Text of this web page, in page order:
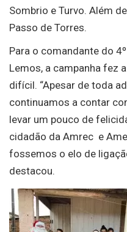
Sombrio e Turvo. Além
Passo de Torres.
Para o comandante do
Lemos, a campanha fez
difícil. “Apesar de toda
continuamos a contar
levar um pouco de
cidadão da Amrec e
fossemos o elo de
destacou.